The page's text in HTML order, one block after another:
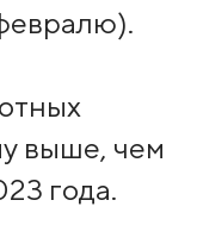
выше, чем
года.